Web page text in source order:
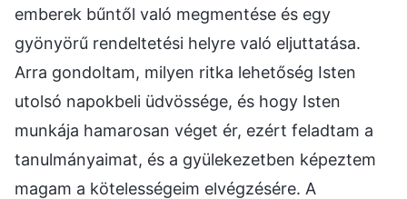
emberek bűntől való megmentése és egy
gyönyörű rendeltetési helyre való eljuttatása.
Arra gondoltam, milyen ritka lehetőség Isten
utolsó napokbeli üdvössége, és hogy Isten
munkája hamarosan véget ér, ezért feladtam a
tanulmányaimat, és a gyülekezetben képeztem
magam a kötelességeim elvégzésére. A